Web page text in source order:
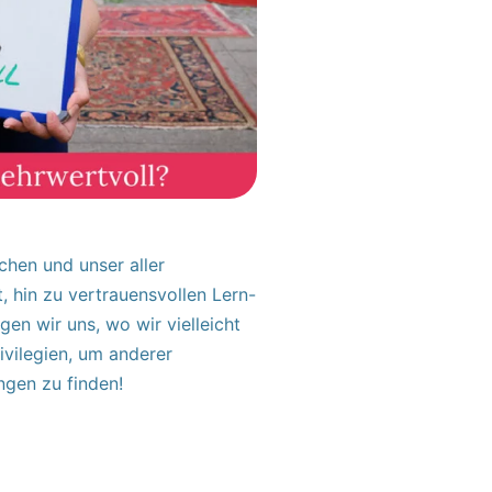
und unser aller
hin zu vertrauensvollen Lern-
wir uns, wo wir vielleicht
um anderer
zu finden!